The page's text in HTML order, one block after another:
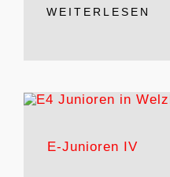
WEITERLESEN
E-Junioren IV